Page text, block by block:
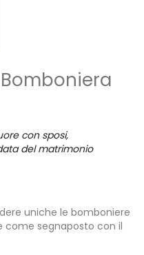
con sposi,
del matrimonio
uniche le bomboniere
come segnaposto con il